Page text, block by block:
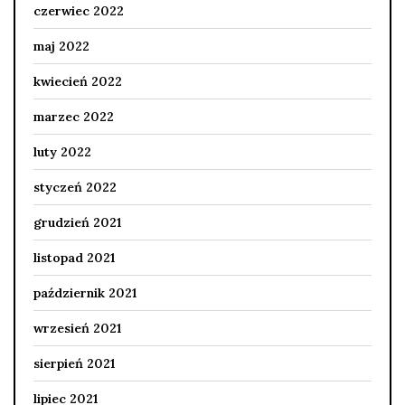
czerwiec 2022
maj 2022
kwiecień 2022
marzec 2022
luty 2022
styczeń 2022
grudzień 2021
listopad 2021
październik 2021
wrzesień 2021
sierpień 2021
lipiec 2021